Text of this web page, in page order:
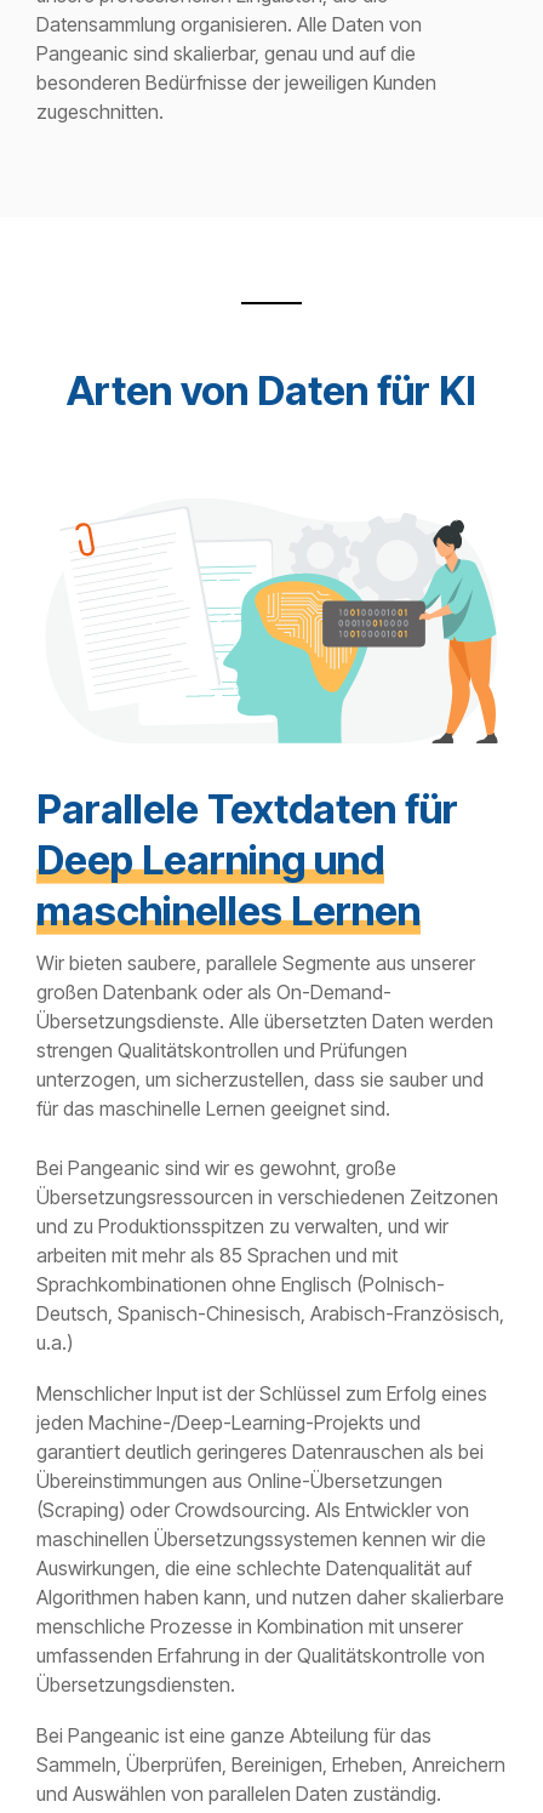
Datensammlung organisieren. Alle Daten von
Pangeanic sind skalierbar, genau und auf die
besonderen Bedürfnisse der jeweiligen Kunden
zugeschnitten.
Arten von Daten für KI
Parallele Textdaten für
Deep Learning und
maschinelles Lernen
Wir bieten saubere, parallele Segmente aus unserer
großen Datenbank oder als On-Demand-
Übersetzungsdienste. Alle übersetzten Daten werden
strengen Qualitätskontrollen und Prüfungen
unterzogen, um sicherzustellen, dass sie sauber und
für das maschinelle Lernen geeignet sind.
Bei Pangeanic sind wir es gewohnt, große
Übersetzungsressourcen in verschiedenen Zeitzonen
und zu Produktionsspitzen zu verwalten, und wir
arbeiten mit mehr als 85 Sprachen und mit
Sprachkombinationen ohne Englisch (Polnisch-
Deutsch, Spanisch-Chinesisch, Arabisch-Französisch,
u.a.)
Menschlicher Input ist der Schlüssel zum Erfolg eines
jeden Machine-/Deep-Learning-Projekts und
garantiert deutlich geringeres Datenrauschen als bei
Übereinstimmungen aus Online-Übersetzungen
(Scraping) oder Crowdsourcing. Als Entwickler von
maschinellen Übersetzungssystemen kennen wir die
Auswirkungen, die eine schlechte Datenqualität auf
Algorithmen haben kann, und nutzen daher skalierbare
menschliche Prozesse in Kombination mit unserer
umfassenden Erfahrung in der Qualitätskontrolle von
Übersetzungsdiensten.
Bei Pangeanic ist eine ganze Abteilung für das
Sammeln, Überprüfen, Bereinigen, Erheben, Anreichern
und Auswählen von parallelen Daten zuständig.